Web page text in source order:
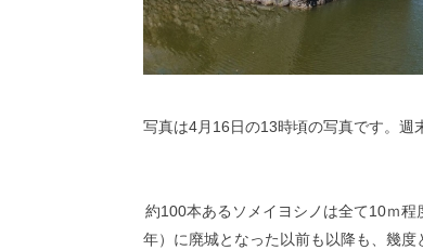
写真は4月16日の13時頃の写真です。週
約100本あるソメイヨシノは全て10ｍ
年）に廃城となった以前も以降も、幾